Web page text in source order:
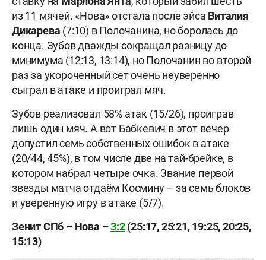
из 11 мячей. «Нова» отстала после эйса Виталия
Дикарева (7:10) в Полочанина, но боролась до
конца. Зубов дважды сокращал разницу до
минимума (12:13, 13:14), но Полочанин во второй
раз за укороченный сет очень неуверенно
сыграл в атаке и проиграл мяч.
Зубов реализовал 58% атак (15/26), проиграв
лишь один мяч. А вот Бабкевич в этот вечер
допустил семь собственных ошибок в атаке
(20/44, 45%), в том числе две на тай-брейке, в
котором набрал четыре очка. Звание первой
звезды матча отдаём Космину – за семь блоков
и уверенную игру в атаке (5/7).
Зенит СПб – Нова –3:2(25:17, 25:21, 19:25, 20:25,
15:13)